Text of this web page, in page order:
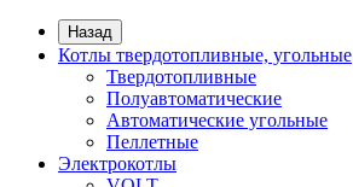
Назад
Котлы твердотопливные, угольные
Твердотопливные
Полуавтоматические
Автоматические угольные
Пеллетные
Электрокотлы